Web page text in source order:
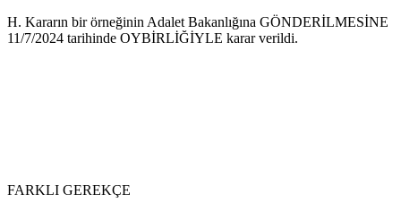
H. Kararın bir örneğinin Adalet Bakanlığına GÖNDERİLMESİNE
11/7/2024 tarihinde OYBİRLİĞİYLE karar verildi.
FARKLI GEREKÇE